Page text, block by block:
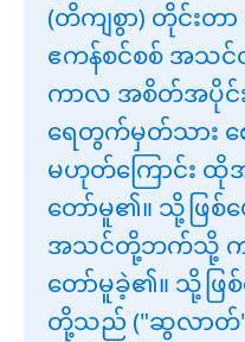
(တိကျစွာ) တိုင်း
ဧကန်စင်စစ် အသ
ကာလ အစိတ်အပိုင်း)
ရေတွက်မှတ်သား စ
မဟုတ်ကြောင်း
တော်မူ၏။ သို့ဖြစ်
အသင်တို့ဘက်သို့ က
တော်မူခဲ့၏။ သို့ဖြ
တို့သည် ("ဆွလာတ်"